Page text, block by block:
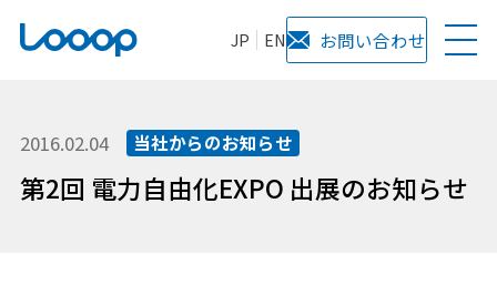
JP EN お問い合わせ
2016.02.04 当社からのお知らせ
第2回 電力自由化EXPO 出展のお知らせ